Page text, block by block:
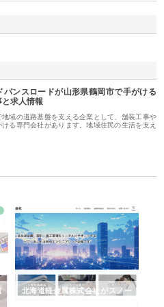
バンスロードが山形県鶴岡市で手がける
求人情報
地域の道路基盤を支える企業として、舗装工事や
る専門会社があります。地域住民の生活を支え
会社がスノー
ブロックの専
株式会社耕文社が品川で